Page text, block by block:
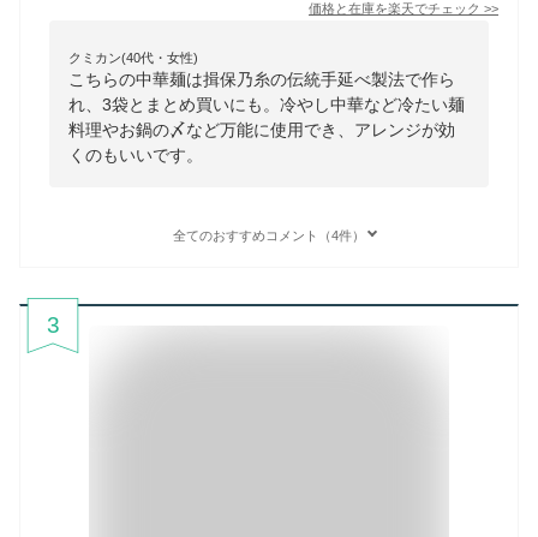
価格と在庫を楽天でチェック >>
クミカン(40代・女性)
こちらの中華麺は揖保乃糸の伝統手延べ製法で作ら
れ、3袋とまとめ買いにも。冷やし中華など冷たい麺
料理やお鍋の〆など万能に使用でき、アレンジが効
くのもいいです。
全てのおすすめコメント（4件）
3